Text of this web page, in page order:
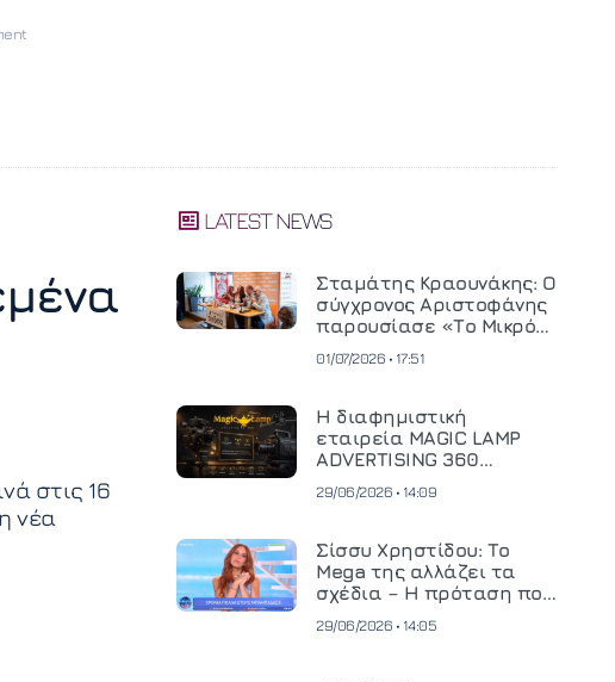
στις 16
νέα
LATEST NEWS
Σταμάτης Κραουνάκης: Ο
σύγχρονος Αριστοφάνης
παρουσίασε «Το Μικρό
01/07/2026 • 17:51
Η διαφημιστική
εταιρεία MAGIC LAMP
ADVERTISING 360
κινηματογραφική
και ανεβάζει τον πήχη
στην παραγωγή
οπτικοακουστικού
περιεχομένου
29/06/2026 • 14:09
Σίσσυ Χρηστίδου: Το
Mega της αλλάζει τα
σχέδια – Η πρόταση που
29/06/2026 • 14:05